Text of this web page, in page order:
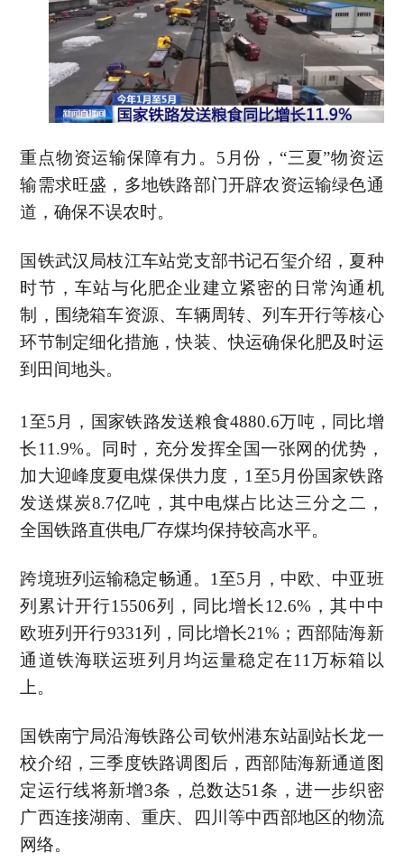
重点物资运输保障有力。5月份，“三夏”物资运
输需求旺盛，多地铁路部门开辟农资运输绿色通
道，确保不误农时。
国铁武汉局枝江车站党支部书记石玺介绍，夏种
时节，车站与化肥企业建立紧密的日常沟通机
制，围绕箱车资源、车辆周转、列车开行等核心
环节制定细化措施，快装、快运确保化肥及时运
到田间地头。
1至5月，国家铁路发送粮食4880.6万吨，同比增
长11.9%。同时，充分发挥全国一张网的优势，
加大迎峰度夏电煤保供力度，1至5月份国家铁路
发送煤炭8.7亿吨，其中电煤占比达三分之二，
全国铁路直供电厂存煤均保持较高水平。
跨境班列运输稳定畅通。1至5月，中欧、中亚班
列累计开行15506列，同比增长12.6%，其中中
欧班列开行9331列，同比增长21%；西部陆海新
通道铁海联运班列月均运量稳定在11万标箱以
上。
国铁南宁局沿海铁路公司钦州港东站副站长龙一
校介绍，三季度铁路调图后，西部陆海新通道图
定运行线将新增3条，总数达51条，进一步织密
广西连接湖南、重庆、四川等中西部地区的物流
网络。